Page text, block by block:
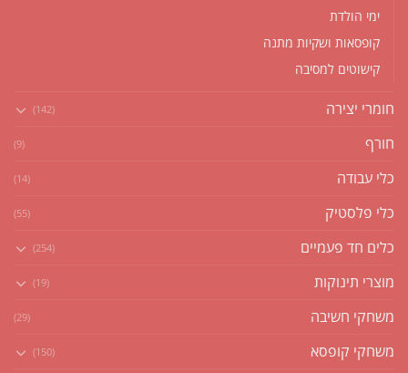
ימי הולדת
קופסאות ושקיות מתנה
קישוטים למסיבה
חומרי יצירה (142)
חורף (9)
כלי עבודה (14)
כלי פלסטיק (55)
כלים חד פעמיים (254)
מוצרי תינוקות (19)
משחקי חשיבה (29)
משחקי קופסא (150)